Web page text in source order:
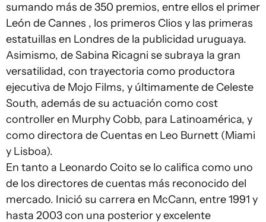
sumando más de 350 premios, entre ellos el primer
León de Cannes , los primeros Clios y las primeras
estatuillas en Londres de la publicidad uruguaya.
Asimismo, de Sabina Ricagni se subraya la gran
versatilidad, con trayectoria como productora
ejecutiva de Mojo Films, y últimamente de Celeste
South, además de su actuación como cost
controller en Murphy Cobb, para Latinoamérica, y
como directora de Cuentas en Leo Burnett (Miami
y Lisboa).
En tanto a Leonardo Coito se lo califica como uno
de los directores de cuentas más reconocido del
mercado. Inició su carrera en McCann, entre 1991 y
hasta 2003 con una posterior y excelente